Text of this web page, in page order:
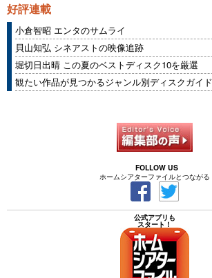
好評連載
小倉智昭 エンタのサムライ
貝山知弘 シネアストの映像追跡
堀切日出晴 この夏のベストディスク10を厳選
観たい作品が見つかるジャンル別ディスクガイド
FOLLOW US
ホームシアターファイルとつながる
公式アプリも
スタート！